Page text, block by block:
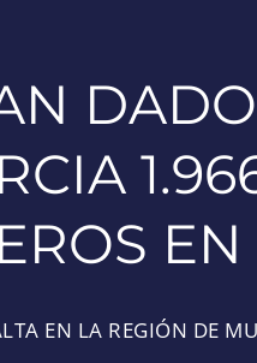
EN LA REGIÓN DE